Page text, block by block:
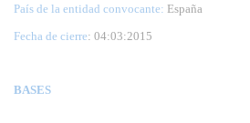
País de la entidad convocante: España
Fecha de cierre: 04:03:2015
BASES